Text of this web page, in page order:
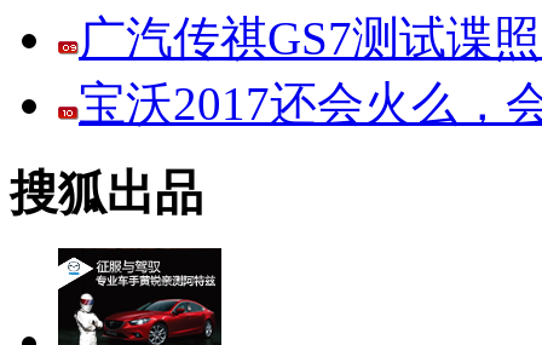
广汽传祺GS7测试谍
宝沃2017还会火么，
搜狐出品